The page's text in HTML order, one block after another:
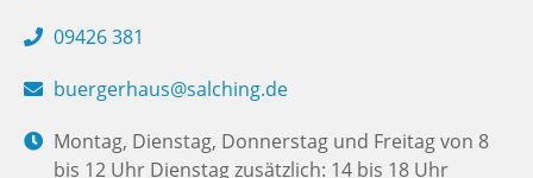
09426 381
buergerhaus@salching.de
Montag, Dienstag, Donnerstag und Freitag von 8
bis 12 Uhr Dienstag zusätzlich: 14 bis 18 Uhr